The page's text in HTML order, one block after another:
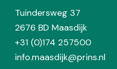
Tuindersweg 37
2676 BD Maasdijk
+31 (0)174 257500
info.maasdijk@prins.nl